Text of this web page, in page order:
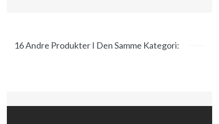
16 Andre Produkter I Den Samme Kategori: